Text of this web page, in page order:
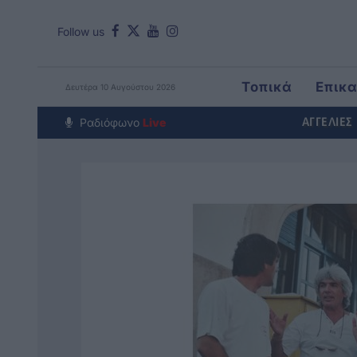
Follow us
Δευτέρα 10 Αυγούστου 2026 Τοπικά
Around The
Ραδιόφωνο Live ΑΓΓΕΛΙΕΣ